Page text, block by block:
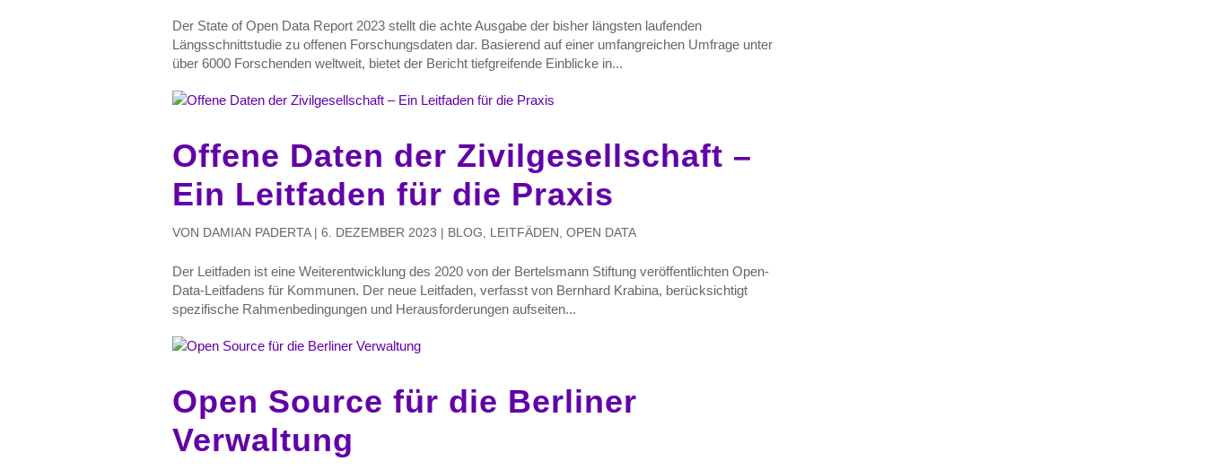
Der State of Open Data Report 2023 stellt die achte Ausgabe der bisher längsten laufenden
Längsschnittstudie zu offenen Forschungsdaten dar. Basierend auf einer umfangreichen Umfrage unter
über 6000 Forschenden weltweit, bietet der Bericht tiefgreifende Einblicke in...
Offene Daten der Zivilgesellschaft –
Ein Leitfaden für die Praxis
VON DAMIAN PADERTA| 6. DEZEMBER 2023 | BLOG LEITFÄDEN OPEN DATA
Der Leitfaden ist eine Weiterentwicklung des 2020 von der Bertelsmann Stiftung veröffentlichten Open-
Data-Leitfadens für Kommunen. Der neue Leitfaden, verfasst von Bernhard Krabina, berücksichtigt
spezifische Rahmenbedingungen und Herausforderungen aufseiten...
Open Source für die Berliner
Verwaltung